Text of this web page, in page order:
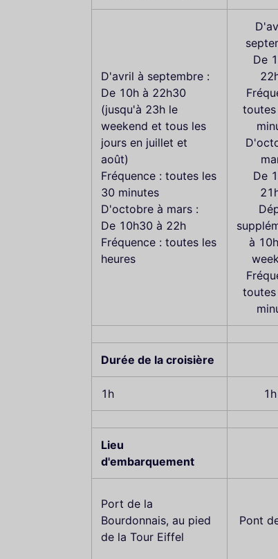
D'avril à septembre :
De 10h à 22h30
(jusqu'à 23h le
weekend et tous les
jours en juillet et
août)
Fréquence : toutes les
30 minutes
D'octobre à mars :
De 10h30 à 22h
Fréquence : toutes les
heures
De
De
à
Durée de la croisière
1h
Lieu
d'embarquement
Port de la
Bourdonnais, au pied
de la Tour Eiffel
Pont